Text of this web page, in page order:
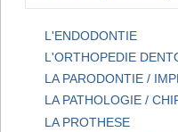
L'ENDODONTIE
L'ORTHOPEDIE
LA PARODONTIE /
LA PATHOLOGIE /
LA PROTHESE